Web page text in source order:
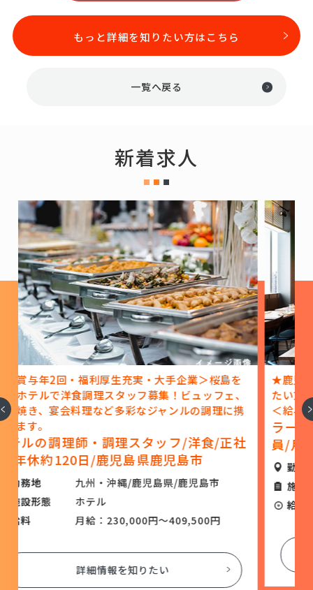
もっと詳細を知りたい方はこちら
一覧へ戻る
新着求人
★鹿児島の人気ラーメン店！将来外食業界で活躍し
たい方や独立を目指す方を支援する制度があります
＜給与相談OK・キャリアアップ可能＞
ラーメン店の調理師・調理スタッフ/正社
員/月給27万円以上/鹿児島県鹿児島市
勤務地
九州・沖縄/鹿児島県/鹿児島市
施設形態
レストラン
給料
詳細情報を知りたい
次